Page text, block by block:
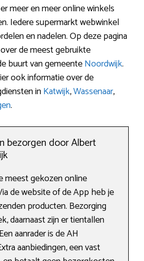
meer en meer online winkels
Iedere supermarkt webwinkel
en nadelen. Op deze pagina
de meest gebruikte
buurt van gemeenteNoordwijk.
ook informatie over de
inKatwijk,Wassenaar,
.
bezorgen door Albert
meest gekozen online
de website of de App heb je
producten. Bezorging
daarnaast zijn er tientallen
aanrader is de AH
aanbiedingen, een vast